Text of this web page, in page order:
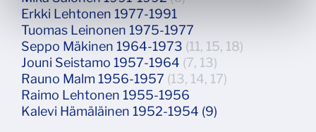
Erkki Lehtonen 1977-1991
Tuomas Leinonen 1975-1977
Seppo Mäkinen 1964-1973 (11, 15, 18)
Jouni Seistamo 1957-1964 (7, 13)
Rauno Malm 1956-1957 (13, 14, 17)
Raimo Lehtonen 1955-1956
Kalevi Hämäläinen 1952-1954 (9)